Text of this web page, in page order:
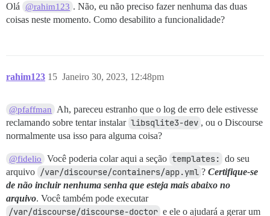
Olá @rahim123 . Não, eu não preciso fazer nenhuma das duas
coisas neste momento. Como desabilito a funcionalidade?
rahim123 Janeiro 30, 2023, 12:48pm
15
@pfaffman
Ah, pareceu estranho que o log de erro dele estivesse
reclamando sobre tentar instalar libsqlite3-dev , ou o Discourse
normalmente usa isso para alguma coisa?
@fidelio Você poderia colar aqui a seção templates: do seu
arquivo /var/discourse/containers/app.yml ? Certifique-se
de não incluir nenhuma senha que esteja mais abaixo no
arquivo. Você também pode executar
/var/discourse/discourse-doctor e ele o ajudará a gerar um